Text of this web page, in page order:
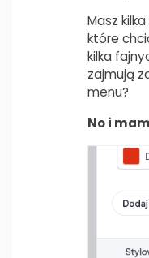
Masz
które
kilka
zajmują
menu?
No i